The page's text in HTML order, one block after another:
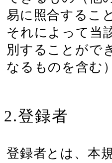
易に照合するこ
それによって当
別することがで
なるものを含む
2.登録者
登録者とは、本